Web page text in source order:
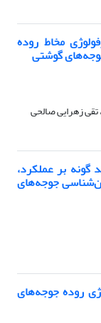
مخاط روده
گوشتی
زهرایی صالحی
گونه بر عملکرد،
جوجه‌های
روده جوجه‌های